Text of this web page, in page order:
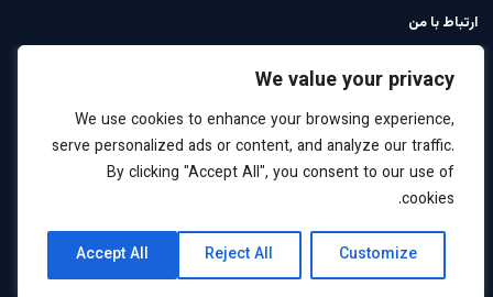
We value your privacy
We use cookies to enhance your browsing experience,
serve personalized ads or content, and analyze our traffic.
By clicking "Accept All", you consent to our use of
cookies.
Customize
Reject All
Accept All
ارتباط با من
LinkedIn: arabiyan
درخواست مشاوره
کلیه حقوق این سایت برای علیرضا عربیان محفوظ است ·
نقشه
سایت
حریم
خصوصی